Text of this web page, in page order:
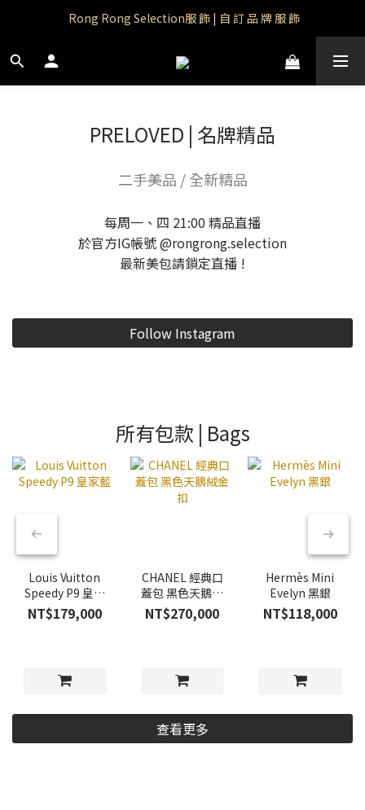
Rong Rong Paradise｜知名IP授權品牌｜Care Bears
Rong Rong Selection服 飾 | 自 訂 品 牌 服 飾
Rong Rong Paradise｜知名IP授權品牌｜Care Bears
PRELOVED | 名牌精品
二手美品 / 全新精品
每周一、四 21:00 精品直播
於官方IG帳號 @rongrong.selection
最新美包請鎖定直播 !
Follow Instagram
所有包款 | Bags
Louis Vuitton
Speedy P9 皇家
藍
NT$179,000
CHANEL 經典口
蓋包 黑色天鵝絨
金扣
NT$270,000
Hermès Mini
Evelyn 黑銀
NT$118,000
查看更多